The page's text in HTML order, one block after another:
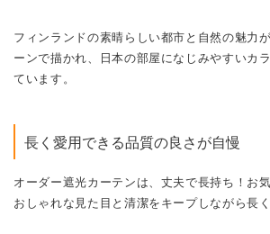
フィンランドの素晴らしい都市と自然の魅力
ーンで描かれ、日本の部屋になじみやすいカ
ています。
長く愛用できる品質の良さが自慢
オーダー遮光カーテンは、丈夫で長持ち！お
おしゃれな見た目と清潔をキープしながら長